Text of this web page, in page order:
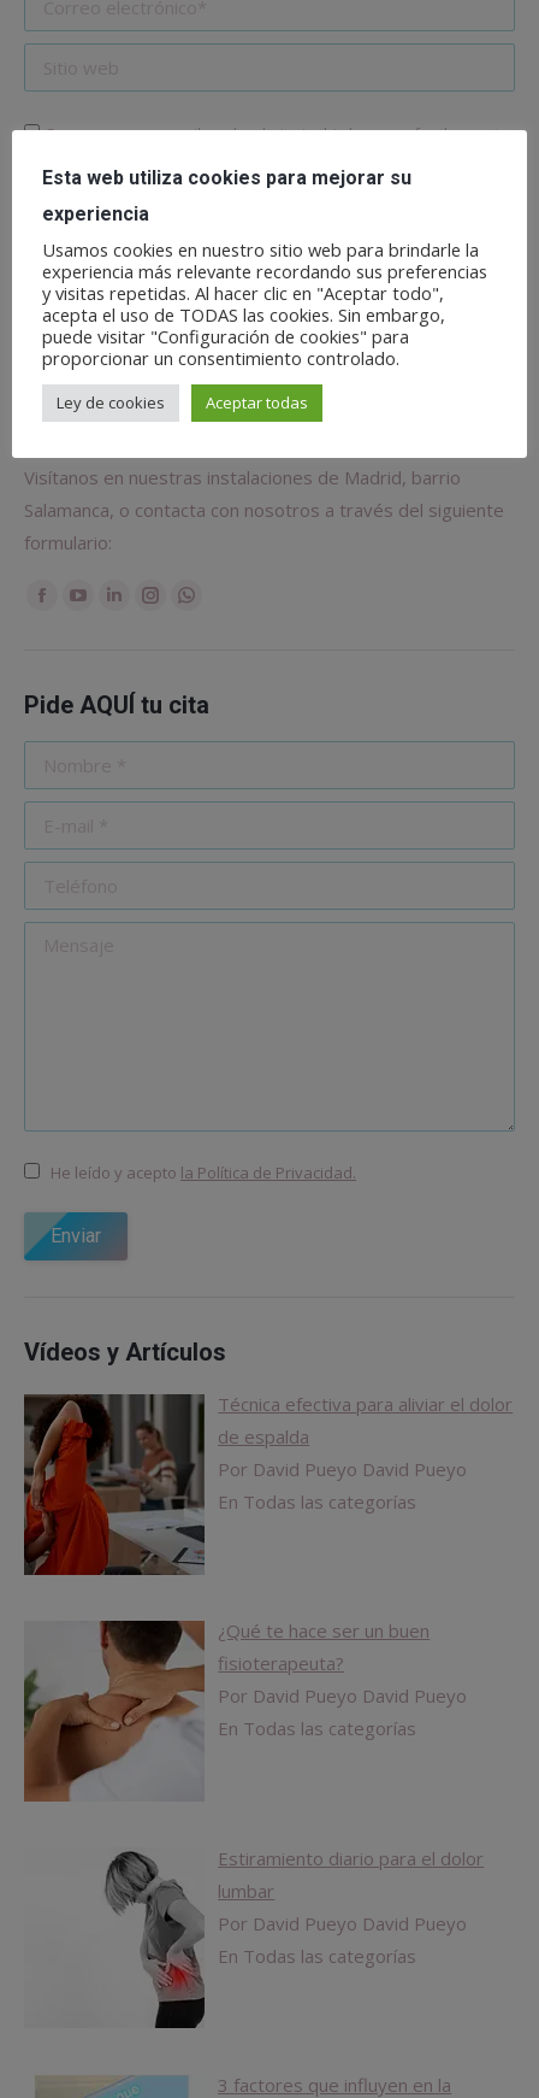
Save my name, email, and website in this browser for the next
time I comment.
Publicar comentario
Este sitio usa Akismet para reducir el spam.Aprende
cómo se procesan los datos de tus comentarios.
Fisio David Pueyo
Visítanos en nuestras instalaciones de Madrid, barrio
Salamanca, o contacta con nosotros a través del siguiente
formulario:
Encuéntranos en:
Facebook
YouTube
LinkedinInstagramWhatsapp
Pide AQUÍ tu cita
He leído y acepto la Política de Privacidad.
Enviar
Vídeos y Artículos
Técnica efectiva para aliviar el dolor
de espalda
Por David Pueyo David Pueyo
En Todas las categorías
¿Qué te hace ser un buen
fisioterapeuta?
Por David Pueyo David Pueyo
En Todas las categorías
Estiramiento diario para el dolor
lumbar
Por David Pueyo David Pueyo
En Todas las categorías
3 factores que influyen en la
Esta web utiliza cookies para mejorar su
experiencia
Usamos cookies en nuestro sitio web para brindarle la
experiencia más relevante recordando sus preferencias
y visitas repetidas. Al hacer clic en "Aceptar todo",
acepta el uso de TODAS las cookies. Sin embargo,
puede visitar "Configuración de cookies" para
proporcionar un consentimiento controlado.
Ley de cookies Aceptar todas